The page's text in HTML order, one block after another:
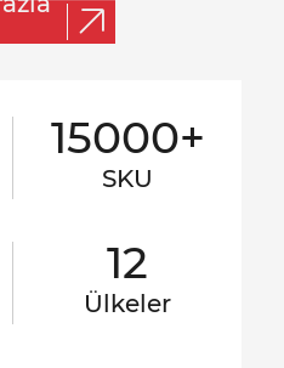
15000+
SKU
12
Ülkeler